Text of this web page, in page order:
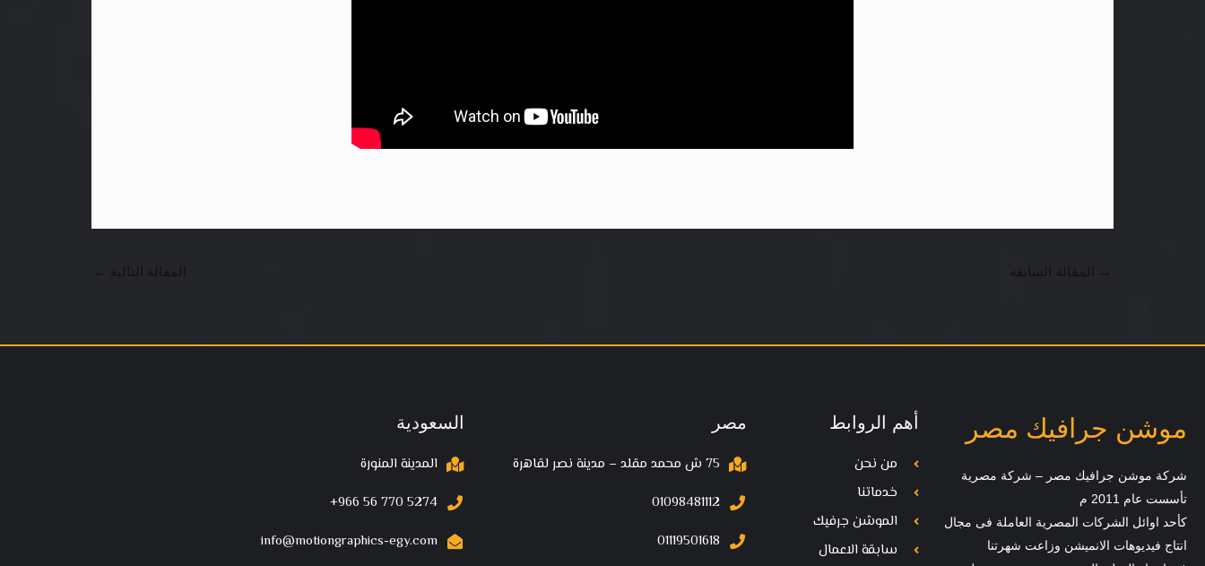
→ المقالة السابقة المقالة التالية ←
موشن جرافيك مصر
شركة موشن جرافيك مصر – شركة مصرية
تأسست عام 2011 م
كأحد اوائل الشركات المصرية العاملة فى مجال
انتاج فيديوهات الانميشن وزاعت شهرتنا
أهم الروابط
من نحن
خدماتنا
الموشن جرفيك
سابقة الاعمال
مصر
75 ش محمد مقلد – مدينة نصر لقاهرة
01098481112
01119501618
السعودية
المدينة المنورة
‪+966 56 770 5274‬
info@motiongraphics-egy.com